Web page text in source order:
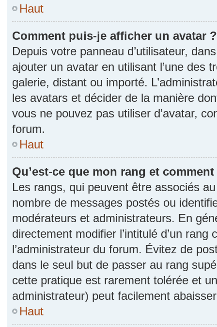
Haut
Comment puis-je afficher un avatar ?
Depuis votre panneau d’utilisateur,
ajouter un avatar en utilisant l’une des
galerie, distant ou importé.
les avatars et décider de la manière
vous ne pouvez pas utiliser d’avatar,
forum.
Haut
Qu’est-ce que mon rang et
Les rangs, qui peuvent être associés
nombre de messages postés ou
modérateurs et administrateurs. En
directement modifier l’intitulé d’un
l’administrateur du forum. Évitez de
dans le seul but de passer au rang
cette pratique est rarement tolérée et
administrateur) peut facilement
Haut